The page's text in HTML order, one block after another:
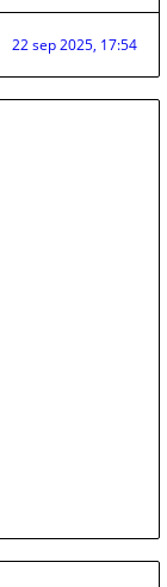
22 sep 2025, 17:54